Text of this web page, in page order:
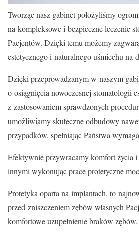
Tworząc nasz gabinet położyliśmy
na kompleksowe i bezpieczne leczenie
Pacjentów. Dzięki temu możemy
estetycznego i naturalnego uśmiechu na
Dzięki przeprowadzanym w naszym
o osiągnięcia nowoczesnej stomatologii
z zastosowaniem sprawdzonych
umożliwiamy skuteczne odbudowy
przypadków, spełniając Państwa
Efektywnie przywracamy komfort życia
innymi wykonując prace protetyczne
Protetyka oparta na implantach, to
przed zniszczeniem zębów własnych
komfortowe uzupełnienie braków zębów.